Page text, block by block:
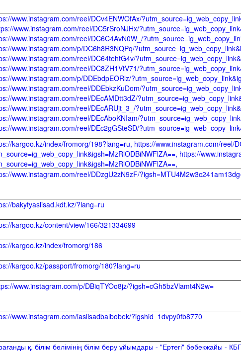
www.instagram.com/reel/DCv4ENWOfAx/
www.instagram.com/reel/DC5rSroNJHx/
www.instagram.com/reel/DC6C4AvN0W_/
www.instagram.com/p/DC6h8R3NQPq/
www.instagram.com/reel/DC64tehtG4v/
www.instagram.com/reel/DC8ZH1VtV71/
www.instagram.com/p/DDEbdpEORlz/
www.instagram.com/reel/DDEbkzKuDom/
www.instagram.com/reel/DEcAMDtt3dZ/
www.instagram.com/reel/DEcARUjt_3_/
www.instagram.com/reel/DEcAboKNIam/
www.instagram.com/reel/DEc2gGSteSD/
kargoo.kz/index/fromorg/198?lang=ru, https://www.instagram.com/reel/
https://
www.instagram.com/reel/DDzgU2zN9zF/
bakytyaslisad.kdt.kz/?lang=ru
kargoo.kz/content/view/166/321334699
kargoo.kz/index/fromorg/186
kargoo.kz/passport/fromorg/180?lang=ru
www.instagram.com/p/DBiqTYOo8jz/?igsh=cGh5bzVlamt4N2w=
www.instagram.com/iaslisadbalbobek/?igshid=1dvpy0fb8770
қ. білім бөлімінің білім беру ұйымдары - "Ертегі" бөбекжайы -